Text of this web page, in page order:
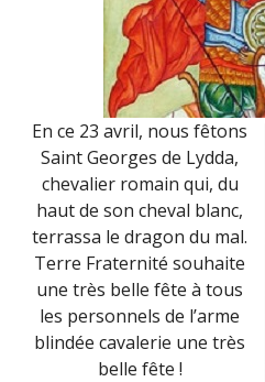
En ce 23 avril, nous fêtons
Saint Georges de Lydda,
chevalier romain qui, du
haut de son cheval blanc,
terrassa le dragon du mal.
Terre Fraternité souhaite
une très belle fête à tous
les personnels de l’arme
blindée cavalerie une très
belle fête !